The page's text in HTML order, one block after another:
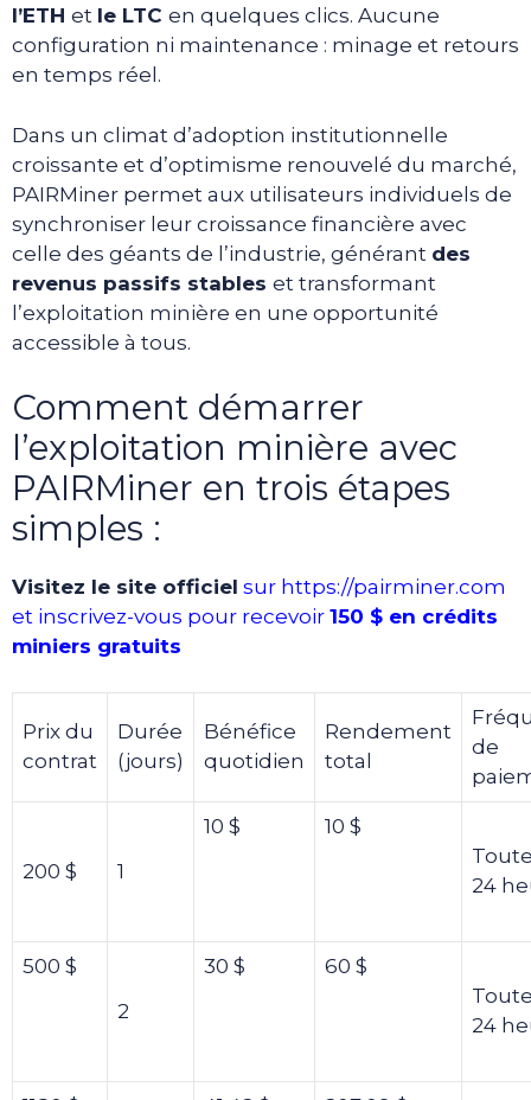
l’ETH et le LTC en quelques clics. Aucune
configuration ni maintenance : minage et retours
en temps réel.
Dans un climat d’adoption institutionnelle
croissante et d’optimisme renouvelé du marché,
PAIRMiner permet aux utilisateurs individuels de
synchroniser leur croissance financière avec
celle des géants de l’industrie, générant des
revenus passifs stables et transformant
l’exploitation minière en une opportunité
accessible à tous.
Comment démarrer
l’exploitation minière avec
PAIRMiner en trois étapes
simples :
Visitez le site officiel sur https://pairminer.com
et inscrivez-vous pour recevoir 150 $ en crédits
miniers gratuits
Prix du
contrat
Durée
(jours)
Bénéfice
quotidien
Rendement
total
de
200 $ 1
10 $
10 $
24
500 $
2
30 $
60 $
24